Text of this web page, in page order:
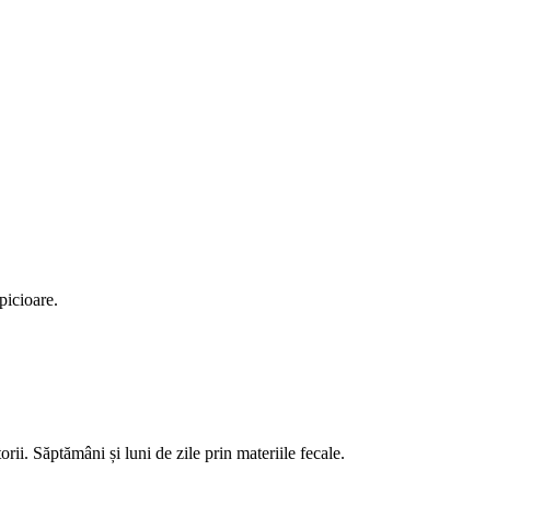
Săptămâni și luni de zile prin materiile fecale.